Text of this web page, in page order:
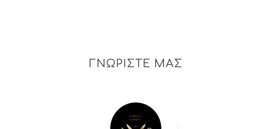
ΓΝΩΡΙΣΤΕ ΜΑΣ